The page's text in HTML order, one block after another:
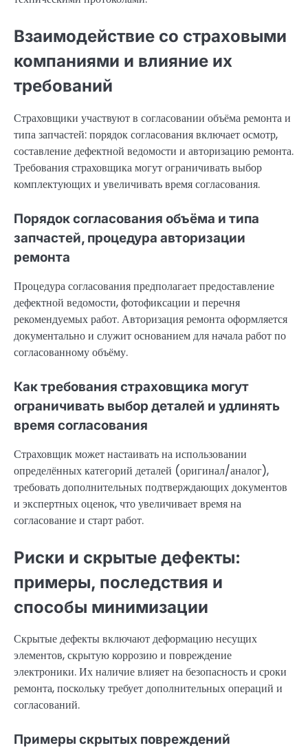
Взаимодействие со страховыми
компаниями и влияние их
требований
Страховщики участвуют в согласовании объёма ремонта и
типа запчастей: порядок согласования включает осмотр,
составление дефектной ведомости и авторизацию ремонта.
Требования страховщика могут ограничивать выбор
комплектующих и увеличивать время согласования.
Порядок согласования объёма и типа
запчастей, процедура авторизации
ремонта
Процедура согласования предполагает предоставление
дефектной ведомости, фотофиксации и перечня
рекомендуемых работ. Авторизация ремонта оформляется
документально и служит основанием для начала работ по
согласованному объёму.
Как требования страховщика могут
ограничивать выбор деталей и удлинять
время согласования
Страховщик может настаивать на использовании
определённых категорий деталей (оригинал/аналог),
требовать дополнительных подтверждающих документов
и экспертных оценок, что увеличивает время на
согласование и старт работ.
Риски и скрытые дефекты:
примеры, последствия и
способы минимизации
Скрытые дефекты включают деформацию несущих
элементов, скрытую коррозию и повреждение
электроники. Их наличие влияет на безопасность и сроки
ремонта, поскольку требует дополнительных операций и
согласований.
Примеры скрытых повреждений